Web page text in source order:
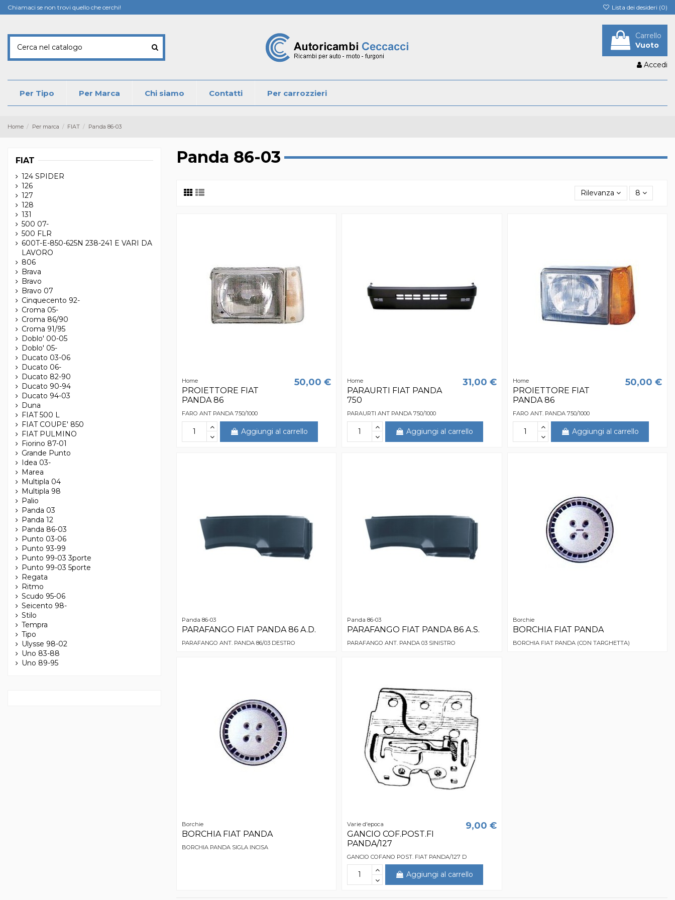
Chiamaci se non trovi quello che cerchi! Lista dei desideri (0)
Carrello
Vuoto
Accedi
Per Tipo Per Marca Chi siamo Contatti Per carrozzieri
Home Per marca FIAT Panda 86-03
Panda 86-03
Rilevanza 8
Home
PROIETTORE FIAT
PANDA 86
50,00 €
FARO ANT PANDA 750/1000
Aggiungi al carrello
Home
PARAURTI FIAT PANDA
750
31,00 €
PARAURTI ANT PANDA 750/1000
Aggiungi al carrello
Home
PROIETTORE FIAT
PANDA 86
50,00 €
FARO ANT. PANDA 750/1000
Aggiungi al carrello
Panda 86-03
PARAFANGO FIAT PANDA 86 A.D.
PARAFANGO ANT. PANDA 86/03 DESTRO
Panda 86-03
PARAFANGO FIAT PANDA 86 A.S.
PARAFANGO ANT. PANDA 03 SINISTRO
Borchie
BORCHIA FIAT PANDA
BORCHIA FIAT PANDA (CON TARGHETTA)
Borchie
BORCHIA FIAT PANDA
BORCHIA PANDA SIGLA INCISA
Varie d'epoca
GANCIO COF.POST.FI
PANDA/127
9,00 €
GANCIO COFANO POST. FIAT PANDA/127 D
Aggiungi al carrello
FIAT
124 SPIDER
126
127
128
131
500 07-
500 FLR
600T-E-850-625N 238-241 E VARI DA
LAVORO
806
Brava
Bravo
Bravo 07
Cinquecento 92-
Croma 05-
Croma 86/90
Croma 91/95
Doblo' 00-05
Doblo' 05-
Ducato 03-06
Ducato 06-
Ducato 82-90
Ducato 90-94
Ducato 94-03
Duna
FIAT 500 L
FIAT COUPE' 850
FIAT PULMINO
Fiorino 87-01
Grande Punto
Idea 03-
Marea
Multipla 04
Multipla 98
Palio
Panda 03
Panda 12
Panda 86-03
Punto 03-06
Punto 93-99
Punto 99-03 3porte
Punto 99-03 5porte
Regata
Ritmo
Scudo 95-06
Seicento 98-
Stilo
Tempra
Tipo
Ulysse 98-02
Uno 83-88
Uno 89-95